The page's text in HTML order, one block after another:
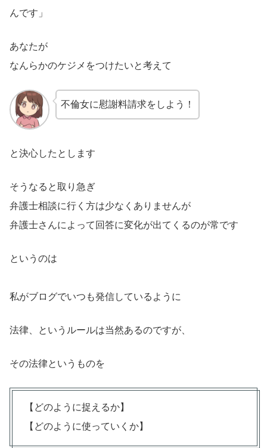
んです」
あなたが
なんらかのケジメをつけたいと考えて
不倫女に慰謝料請求をしよう！
と決心したとします
そうなると取り急ぎ
弁護士相談に行く方は少なくありませんが
弁護士さんによって回答に変化が出てくるのが常です
というのは
私がブログでいつも発信しているように
法律、というルールは当然あるのですが、
その法律というものを
【どのように捉えるか】
【どのように使っていくか】